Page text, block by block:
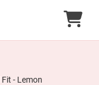
- Lemon